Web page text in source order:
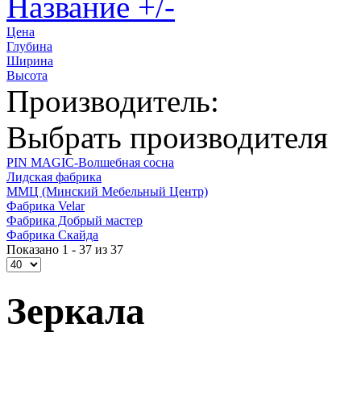
Цена
Глубина
Ширина
Высота
Производитель:
Выбрать производителя
PIN MAGIС-Волшебная сосна
Лидская фабрика
ММЦ (Минский Мебельный Центр)
Фабрика Velar
Фабрика Добрый мастер
Фабрика Скайда
Показано 1 - 37 из 37
Зеркала